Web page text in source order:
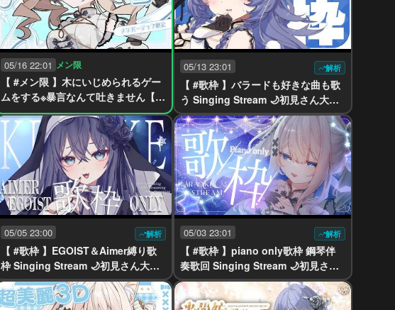
05/16 22:01 メン限
【 #メン限 】木にいじめられるゲー
ムをする※暴言なんて吐きません【#
yayamugi】#TreesHateYou
05/13 23:01 解析
【 #歌枠 】バラードも好きな曲も歌
う Singing Stream 🌙初見さん大歓
迎【#yayamugi】【#karaoke】
05/05 23:00 解析
【 #歌枠 】EGOIST＆Aimer縛り歌
枠 Singing Stream 🌙初見さん大歓
迎【yayamugi】【VTuber】
05/03 23:01 解析
【 #歌枠 】piano only歌枠 鋼琴伴
奏歌回 Singing Stream 🌙初見さん
大歓迎【yayamugi】【VTuber】